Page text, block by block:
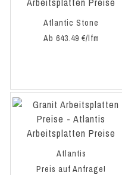
Atlantic Stone
Ab 643.49 €/lfm
Atlantis
Preis auf Anfrage!